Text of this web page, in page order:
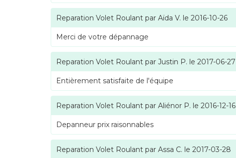
Reparation Volet Roulant par Aïda V. le 2016-10-26
Merci de votre dépannage
Reparation Volet Roulant par Justin P. le 2017-06-27
Entièrement satisfaite de l'équipe
Reparation Volet Roulant par Aliénor P. le 2016-12-16
Depanneur prix raisonnables
Reparation Volet Roulant par Assa C. le 2017-03-28